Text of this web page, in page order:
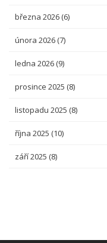
března 2026 (6)
února 2026 (7)
ledna 2026 (9)
prosince 2025 (8)
listopadu 2025 (8)
října 2025 (10)
září 2025 (8)